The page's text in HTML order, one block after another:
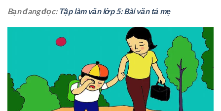
Bạn đang đọc: Tập làm văn lớp 5: Bài văn tả mẹ